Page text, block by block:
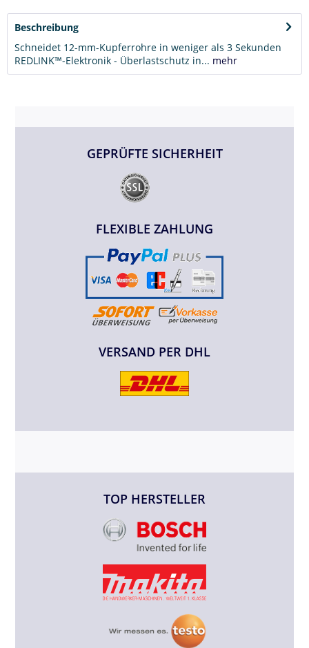
Beschreibung
Schneidet 12-mm-Kupferrohre in weniger als 3 Sekunden
REDLINK™-Elektronik - Überlastschutz in... mehr
GEPRÜFTE SICHERHEIT
FLEXIBLE ZAHLUNG
VERSAND PER DHL
TOP HERSTELLER